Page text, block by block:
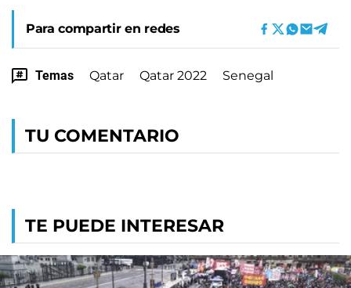
Para compartir en redes
Temas Qatar Qatar 2022 Senegal
TU COMENTARIO
TE PUEDE INTERESAR